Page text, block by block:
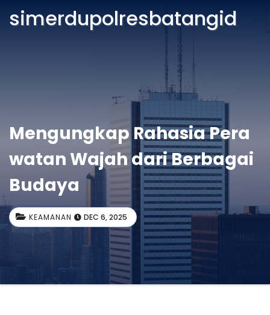
simerdupolresbatangid
Mengungkap Rahasia Pera
watan Wajah dari Berbagai
Budaya
KEAMANAN DEC 6, 2025